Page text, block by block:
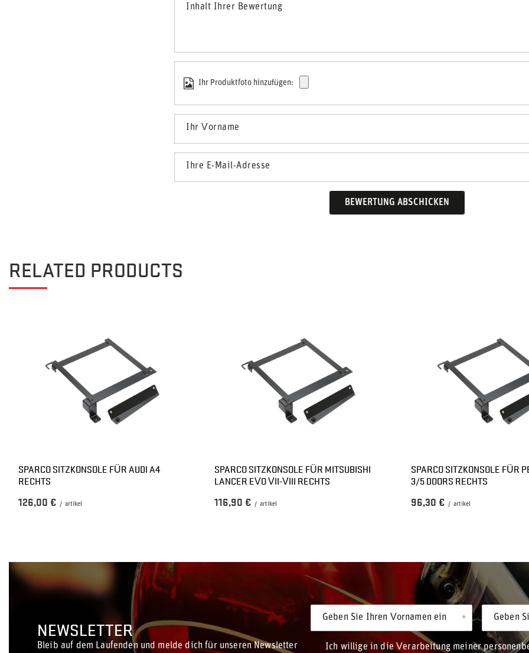
Inhalt Ihrer Bewertung
Ihr Produktfoto hinzufügen:
Ihr Vorname
Ihre E-Mail-Adresse
BEWERTUNG ABSCHICKEN
RELATED PRODUCTS
SPARCO SITZKONSOLE FÜR AUDI A4
RECHTS
126,00 € / artikel
SPARCO SITZKONSOLE FÜR MITSUBISHI
LANCER EVO VII-VIII RECHTS
116,90 € / artikel
SPARCO SITZKONSOLE FÜR
3/5 DOORS RECHTS
96,30 € / artikel
NEWSLETTER
Bleib auf dem Laufenden und melde dich für unseren Newsletter
Geben Sie Ihren Vornamen ein Geben
Ich willige in die Verarbeitung meiner